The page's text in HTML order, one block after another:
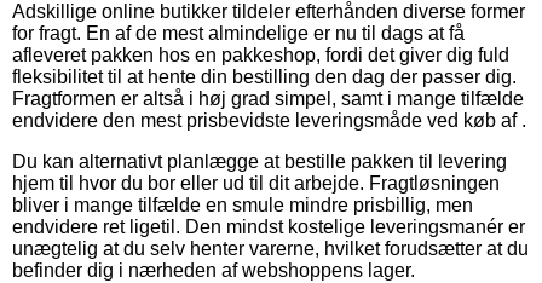
Adskillige online butikker tildeler efterhånden diverse former
for fragt. En af de mest almindelige er nu til dags at få
afleveret pakken hos en pakkeshop, fordi det giver dig fuld
fleksibilitet til at hente din bestilling den dag der passer dig.
Fragtformen er altså i høj grad simpel, samt i mange tilfælde
endvidere den mest prisbevidste leveringsmåde ved køb af .
Du kan alternativt planlægge at bestille pakken til levering
hjem til hvor du bor eller ud til dit arbejde. Fragtløsningen
bliver i mange tilfælde en smule mindre prisbillig, men
endvidere ret ligetil. Den mindst kostelige leveringsmanér er
unægtelig at du selv henter varerne, hvilket forudsætter at du
befinder dig i nærheden af webshoppens lager.